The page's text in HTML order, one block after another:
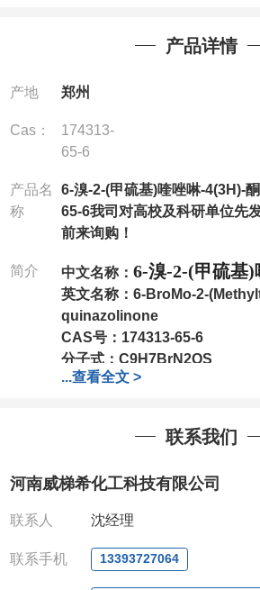
产品详情
产地 郑州
Cas：
174313-
65-6
产品名
称
6-溴-2-(甲硫基)喹唑啉-4(3H)-
65-6我司对高校及科研单位先
前来询购！
简介 中文名称： 6-溴-2-(甲硫基
英文名称： 6-BroMo-2-
quinazolinone
CAS号： 174313-65-6
分子式： C9H7BrN2OS
分子量：271.13
可根据客户
我司对高校及科研单位先发货和
全额退款,并承担所有运费。
:0371-63377391/
QQ:3930072831
微信 :13393727064
联系人: 沈晓东(欢迎致电
...查看全文 >
联系我们
河南威梯希化工科技有限公司
联系人 沈经理
联系手机 13393727064